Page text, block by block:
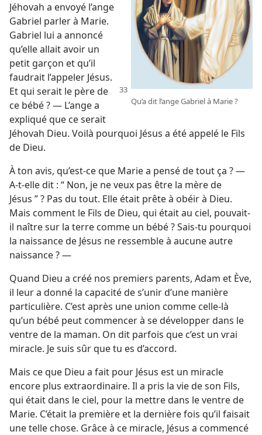
Qu’a dit l’ange Gabriel à Marie ?
Jéhovah a envoyé l’ange
Gabriel parler à Marie.
Gabriel lui a annoncé
qu’elle allait avoir un
petit garçon et qu’il
faudrait l’appeler Jésus.
Etqui serait le père de
ce bébé ? — L’ange a
expliqué que ce serait
Jéhovah Dieu. Voilà pourquoi Jésus a été appelé le Fils
de Dieu.
À ton avis, qu’est-​ce que Marie a pensé de tout ça ? —
A-​t-​elle dit : “ Non, je ne veux pas être la mère de
Jésus ” ? Pas du tout. Elle était prête à obéir à Dieu.
Mais comment le Fils de Dieu, qui était au ciel, pouvait-​
il naître sur la terre comme un bébé ? Sais-​tu pourquoi
la naissance de Jésus ne ressemble à aucune autre
naissance ? —
Quand Dieu a créé nos premiers parents, Adam et Ève,
il leur a donné la capacité de s’unir d’une manière
particulière. C’est après une union comme celle-là
qu’un bébé peut commencer à se développer dans le
ventre de la maman. On dit parfois que c’est un vrai
miracle. Je suis sûr que tu es d’accord.
Mais ce que Dieu a fait pour Jésus est un miracle
encore plus extraordinaire. Il a pris la vie de son Fils,
qui était dans le ciel, pour la mettre dans le ventre de
Marie. C’était la première et la dernière fois qu’il faisait
une telle chose. Grâce à ce miracle, Jésus a commencé